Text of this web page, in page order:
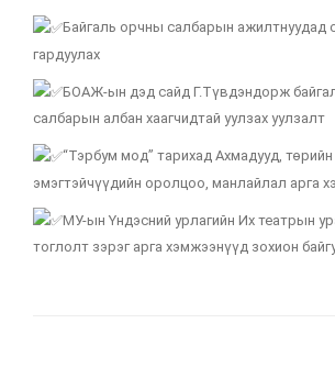
Байгаль орчны салбарын ажилтнуудад
гардуулах
БОАЖ-ын дэд сайд Г.Түвдэндорж
салбарын албан хаагчидтай уулзах уулзалт
“Тэрбум мод” тарихад Ахмадууд, төрийн
эмэгтэйчүүдийн оролцоо, манлайлал арга
МУ-ын Үндэсний урлагийн Их театрын
тоглолт зэрэг арга хэмжээнүүд зохион